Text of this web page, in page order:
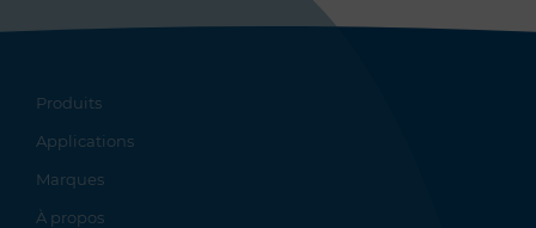
Produits
Applications
Marques
À propos